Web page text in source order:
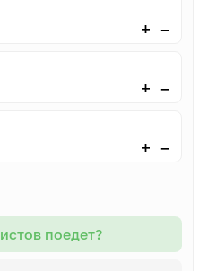
+ –
+ –
+ –
поедет?